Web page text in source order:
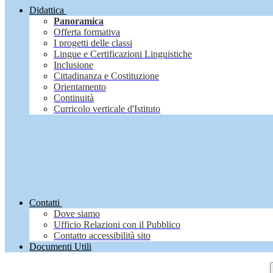
Didattica
Panoramica
Offerta formativa
I progetti delle classi
Lingue e Certificazioni Linguistiche
Inclusione
Cittadinanza e Costituzione
Orientamento
Continuità
Curricolo verticale d'Istituto
Contatti
Dove siamo
Ufficio Relazioni con il Pubblico
Contatto accessibilità sito
Documenti Utili